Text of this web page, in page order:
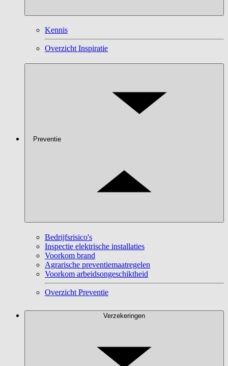
Kennis
Overzicht Inspiratie
Preventie
Bedrijfsrisico's
Inspectie elektrische installaties
Voorkom brand
Agrarische preventiemaatregelen
Voorkom arbeidsongeschiktheid
Overzicht Preventie
Verzekeringen